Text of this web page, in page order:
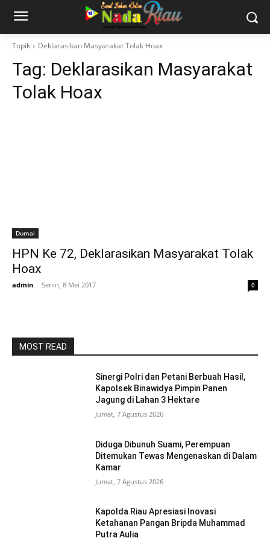
Topik Deklarasikan Masyarakat Tolak Hoax
Tag: Deklarasikan Masyarakat
Tolak Hoax
Dumai
HPN Ke 72, Deklarasikan Masyarakat Tolak
Hoax
admin - Senin, 8 Mei 2017 0
MOST READ
Sinergi Polri dan Petani Berbuah Hasil,
Kapolsek Binawidya Pimpin Panen
Jagung di Lahan 3 Hektare
Jumat, 7 Agustus 2026
Diduga Dibunuh Suami, Perempuan
Ditemukan Tewas Mengenaskan di Dalam
Kamar
Jumat, 7 Agustus 2026
Kapolda Riau Apresiasi Inovasi
Ketahanan Pangan Bripda Muhammad
Putra Aulia